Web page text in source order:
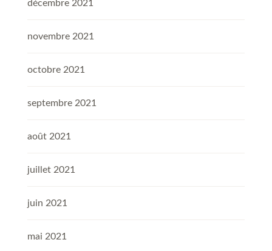
décembre 2021
novembre 2021
octobre 2021
septembre 2021
août 2021
juillet 2021
juin 2021
mai 2021